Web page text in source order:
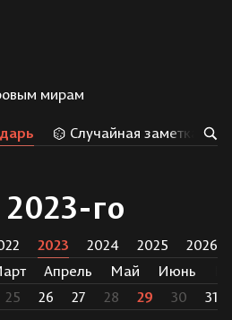
мирам
Случайная заметка
го
2023 2024 2025
2026
Апрель Май Июнь
25 26 27 28 29 30 31